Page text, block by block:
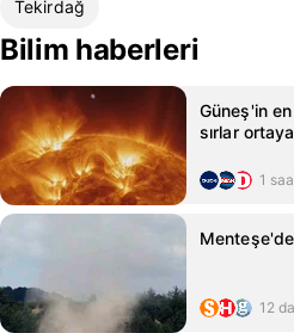
Tekirdağ
Bilim haberleri
Güneş'in
sırlar ortaya
1
12